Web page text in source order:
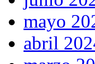
mayo
abril